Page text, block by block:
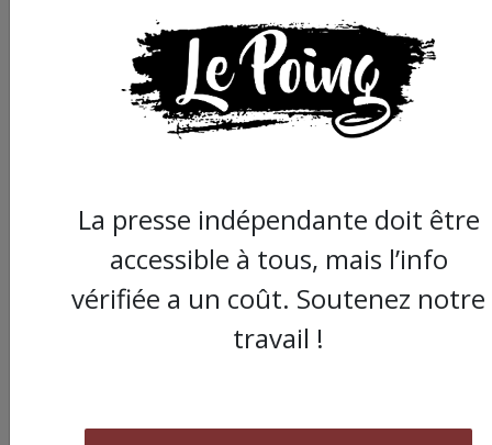
La presse indépendante doit être
accessible à tous, mais l’info
vérifiée a un coût. Soutenez notre
travail !